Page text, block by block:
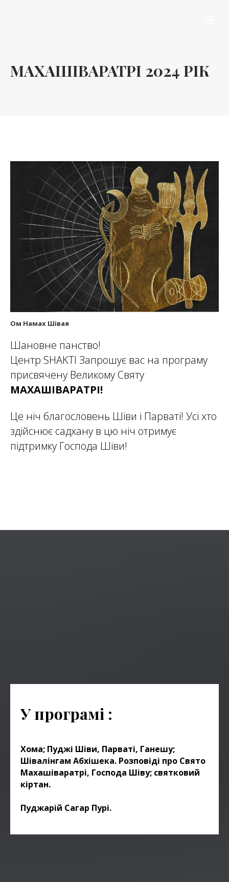
МАХАШІВАРАТРІ 2024 РІК
Ом Намах Шівая
Шановне панство!
Центр SHAKTI Запрошує вас на програму
присвячену Великому Святу
МАХАШІВАРАТРІ!
Це ніч благословень Шіви і Парваті! Усі хто
здійснює садхану в цю ніч отримує
підтримку Господа Шіви!
У програмі :
Хома; Пуджі Шіви, Парваті, Ганешу;
Шівалінгам Абхішека. Розповіді про Свято
Махашіваратрі, Господа Шіву; святковий
кіртан.
Пуджарій Сагар Пурі.